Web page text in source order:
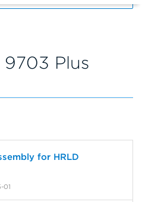
Plus
for HRLD
01